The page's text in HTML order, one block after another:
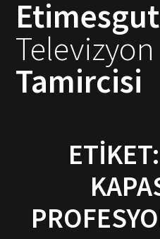
Etimesgut
Televizyon
Tamircisi
ETIKET: